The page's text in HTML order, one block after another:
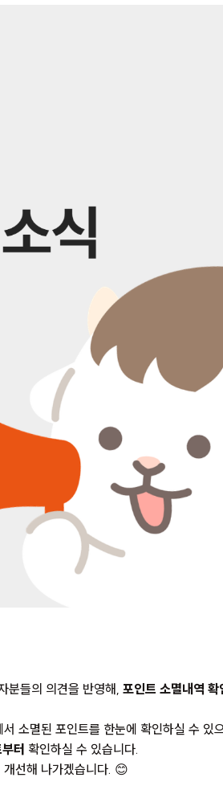
분들의 의견을 반영해, 포인트 소멸내역 확
서 소멸된 포인트를 한눈에 확인하실 수 있
터 확인하실 수 있습니다.
선해 나가겠습니다. 😊